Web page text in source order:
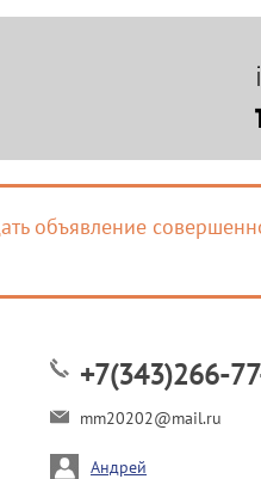
объявление
+7(343)266-
mm20202@mail.ru
Андрей